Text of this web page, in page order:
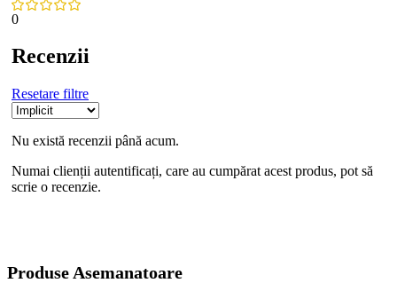
0
Recenzii
Resetare filtre
Nu există recenzii până acum.
Numai clienții autentificați, care au cumpărat acest produs, pot să
scrie o recenzie.
Produse Asemanatoare